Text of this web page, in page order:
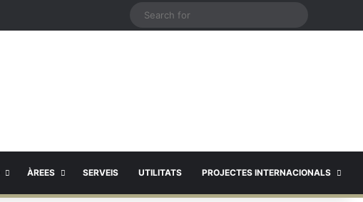
ÀREES SERVEIS UTILITATS PROJECTES INTERNACIONALS